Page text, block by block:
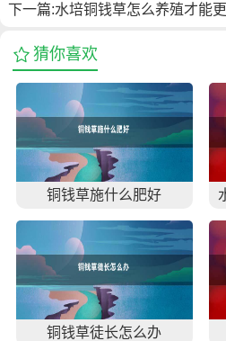
下一篇:水培铜钱草怎么养殖才能
猜你喜欢
铜钱草施什么肥好
铜钱草徒长怎么办